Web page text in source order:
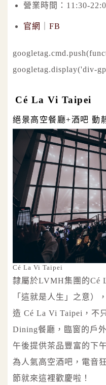
營業時間：11:30-
官網 FB
googletag.display('div-
Cé La Vi Taipei
絕景高空餐廳+酒吧 動
Cé La Vi Taipei
隸屬於LVMH集團的Cé
「這就是人生」之意）
造 Cé La Vi Taipei，不
Dining餐廳，臨窗的戶
午後提供茶品豐富的下
為人氣高空酒吧，電音
節就來這裡歡慶啦！